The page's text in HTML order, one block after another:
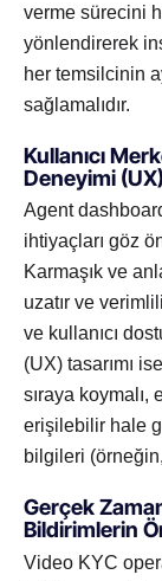
verme sürecini
yönlendirerek
her temsilcinin
sağlamalıdır.
Kullanıcı
Deneyimi
Agent
ihtiyaçları göz
Karmaşık ve
uzatır ve
ve kullanıcı
(UX) tasarımı
sıraya koymalı,
erişilebilir hale
bilgileri (örneğin,
Gerçek
Bildirimlerin
Video KYC